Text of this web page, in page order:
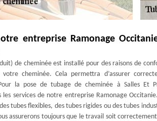
entreprise Ramonage
de cheminée est installé pour des raisons de
cheminée. Cela permettra d’assurer
la pose de tubage de cheminée à Salles Et
les services de notre entreprise Ramonage
tubes flexibles, des tubes rigides ou des tubes
assurerons toujours que le travail soit